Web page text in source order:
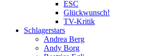
ESC
Glückwunsch!
TV-Kritik
Schlagerstars
Andrea Berg
Andy Borg